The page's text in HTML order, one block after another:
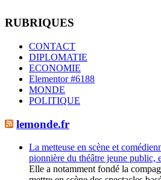
RUBRIQUES
CONTACT
DIPLOMATIE
ECONOMIE
Elementor #6188
MONDE
POLITIQUE
lemonde.fr
La metteuse en scène et
pionnière du théâtre jeune public,
Elle a notamment fondé la